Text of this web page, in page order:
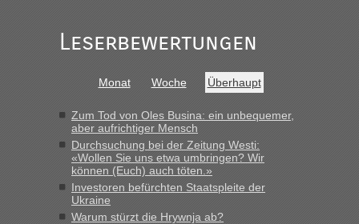
„Bin am Montag 15.6.26 um 8 Uhr in Urgyniw ausgereist,
vor mir, bin sonst der Erste oder Zweite, egal, nach ca 20
Minuten wurde dann die nächste Welle...“
Berichte und Reisetipps • Re: An welchem
Grenzübergang zwischen Polen und der Ukraine geht es am
schnellsten?
„Derzeit, ist es überall sehr voll an den Grenzen Ukraine/
Polen. Zb. Krakovets 100 PKW ca. 10 h Wartezeit. Wollen
Montag rüber, versuchen es sehr früh.“
Leserbewertungen
Monat Woche Überhaupt
Zum Tod von Oles Busina: ein unbequemer,
aber aufrichtiger Mensch
Durchsuchung bei der Zeitung Westi:
«Wollen Sie uns etwa umbringen? Wir
können (Euch) auch töten.»
Investoren befürchten Staatspleite der
Ukraine
Warum stürzt die Hrywnja ab?